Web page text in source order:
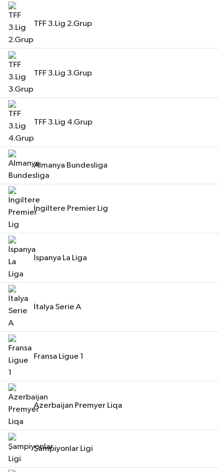
TFF 3.Lig 2.Grup
TFF 3.Lig 3.Grup
TFF 3.Lig 4.Grup
Almanya Bundesliga
İngiltere Premier Lig
İspanya La Liga
İtalya Serie A
Fransa Ligue 1
Azerbaijan Premyer Liqa
Şampiyonlar Ligi